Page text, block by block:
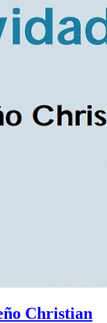
Christian